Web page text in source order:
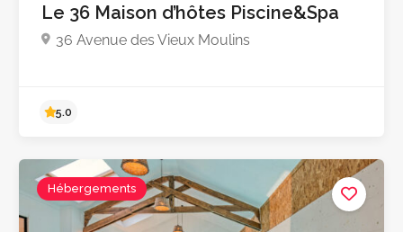
Le 36 Maison d’hôtes Piscine&Spa
36 Avenue des Vieux Moulins
Hébergements